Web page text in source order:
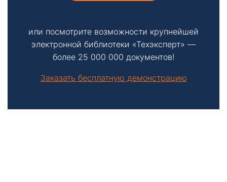
или посмотрите возможности крупнейшей
электронной библиотеки «Техэксперт» —
более 25 000 000 документов!
Заказать бесплатную демонстрацию